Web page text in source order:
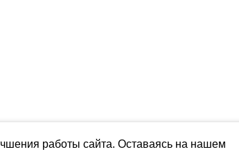
работы сайта. Оставаясь на нашем